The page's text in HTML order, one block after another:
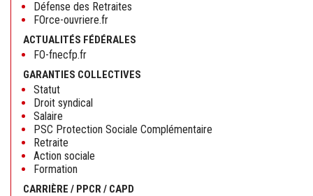
Défense des Retraites
FOrce-ouvriere.fr
ACTUALITÉS FÉDÉRALES
FO-fnecfp.fr
GARANTIES COLLECTIVES
Statut
Droit syndical
Salaire
PSC Protection Sociale Complémentaire
Retraite
Action sociale
Formation
CARRIÈRE / PPCR / CAPD